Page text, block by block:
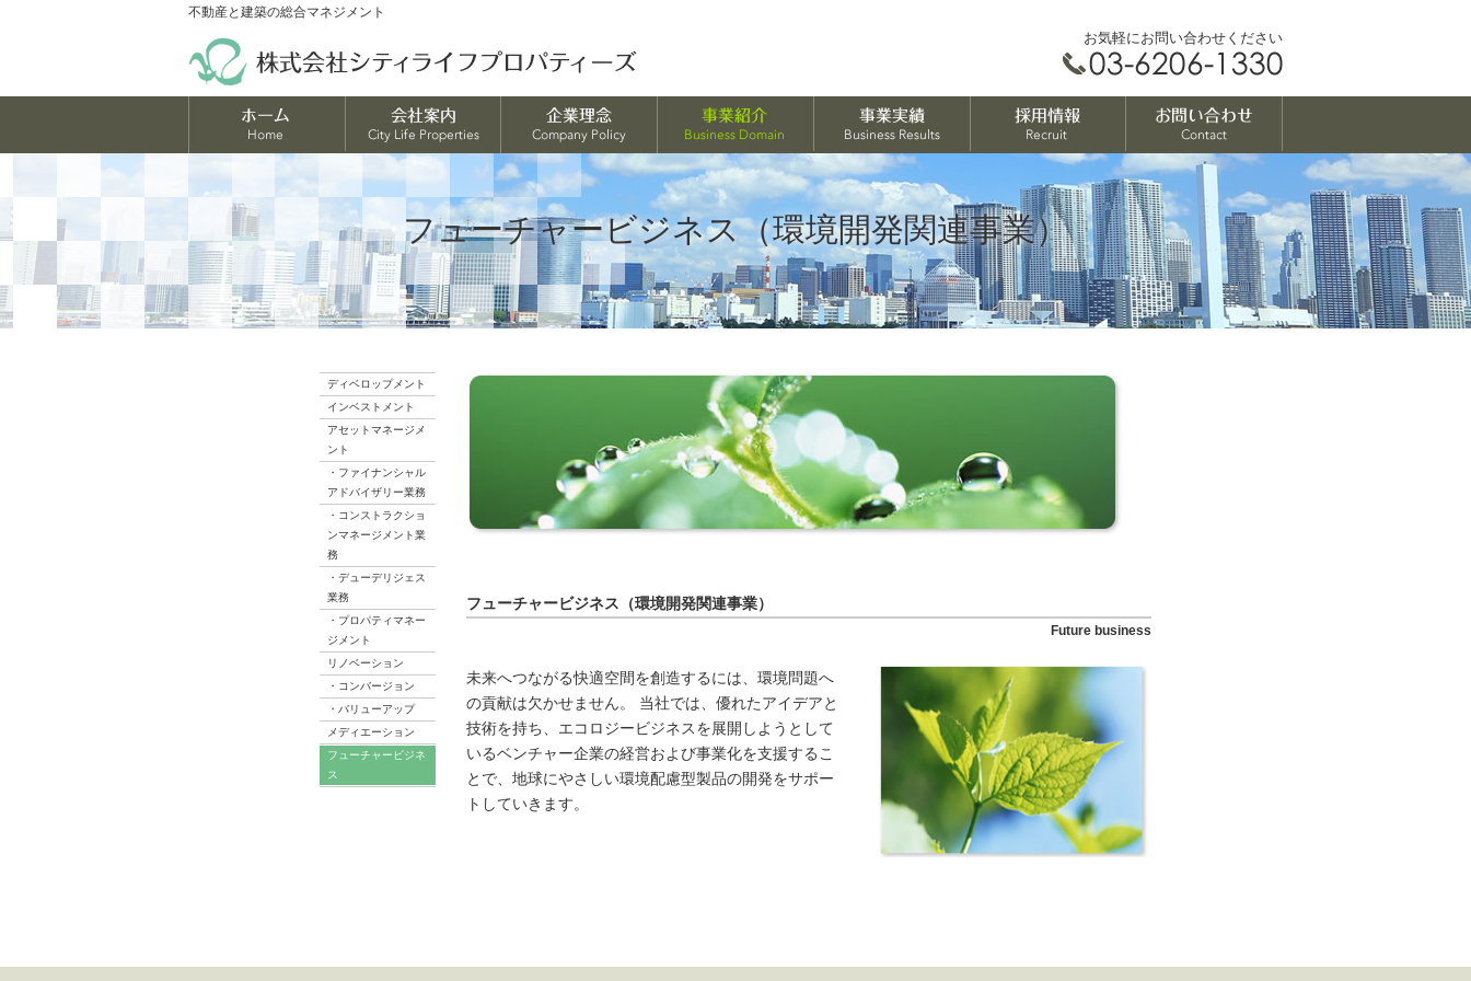
不動産と建築の総合マネジメント
お気軽にお問い合わせください
フューチャービジネス（環境開発関連事業）
ディベロップメント
インベストメント
アセットマネージメ
ント
・ファイナンシャル
アドバイザリー業務
・コンストラクショ
ンマネージメント業
務
・デューデリジェス
業務
・プロパティマネー
ジメント
リノベーション
・コンバージョン
・バリューアップ
メディエーション
フューチャービジネ
ス
フューチャービジネス（環境開発関連事業）
Future business
未来へつながる快適空間を創造するには、環境問題へ
の貢献は欠かせません。 当社では、優れたアイデアと
技術を持ち、エコロジービジネスを展開しようとして
いるベンチャー企業の経営および事業化を支援するこ
とで、地球にやさしい環境配慮型製品の開発をサポー
トしていきます。